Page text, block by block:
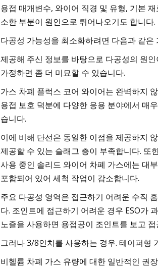
용접 매개변수, 와이어 직경 및 유형, 기본
소한 부분이 원인으로 튀어나오기도 합니다.
다공성 가능성을 최소화하려면 다음과 같
제공해 주신 정보를 바탕으로 다공성의 원
가정하면 좀 더 미묘할 수 있습니다.
가스 차폐 플럭스 코어 와이어는 완벽하지
용접 보호 덕분에 다양한 응용 분야에서 매
습니다.
이에 비해 단선은 동일한 이점을 제공하지
제공할 수 있는 슬래그 층이 부족합니다. 또
사용 중인 솔리드 와이어 차폐 가스에는 대
포함되어 있어 세척 작업이 감소합니다.
주요 다공성 영역은 접근하기 어려운 수직
다. 조인트에 접근하기 어려운 경우 ESO가
노즐을 사용하면 용접공이 조인트를 보고
그러나 3/8인치를 사용하는 경우. 테이퍼형
비헬륨 차폐 가스 유량에 대한 일반적인 권